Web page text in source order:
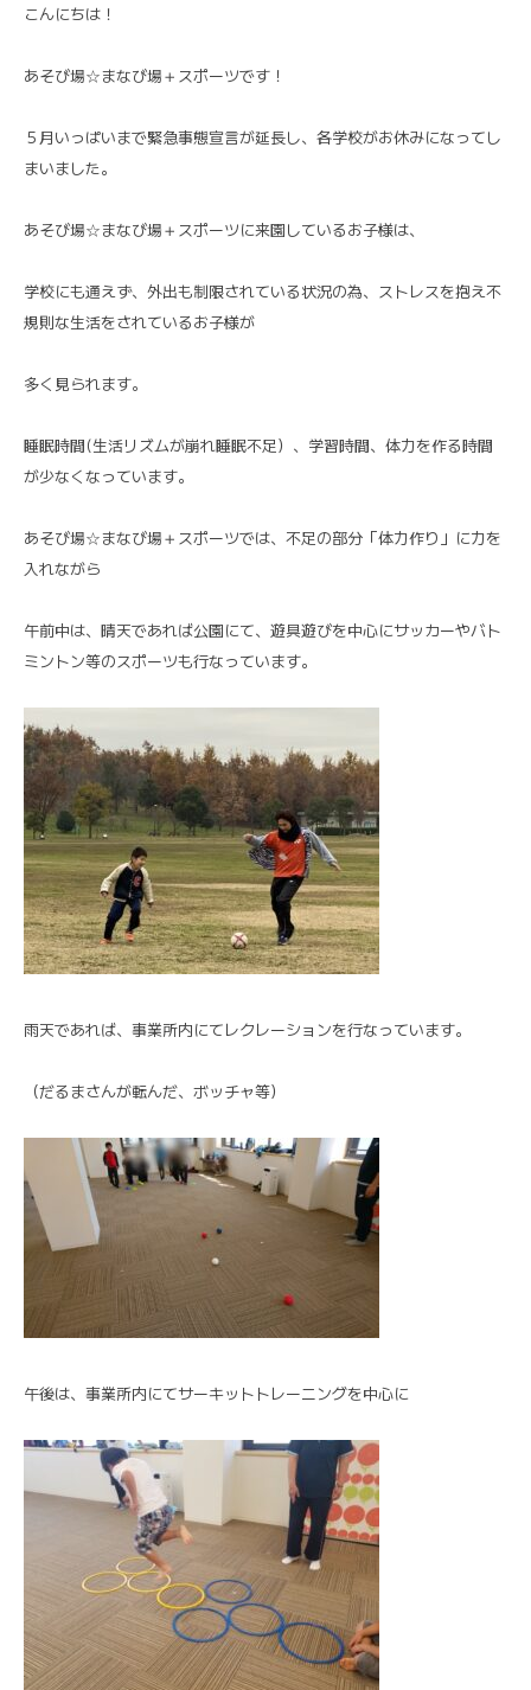
こんにちは！
あそび場☆まなび場＋スポーツです！
５月いっぱいまで緊急事態宣言が延長し、各学校がお休みになってし
まいました。
あそび場☆まなび場＋スポーツに来園しているお子様は、
学校にも通えず、外出も制限されている状況の為、ストレスを抱え不
規則な生活をされているお子様が
多く見られます。
睡眠時間(生活リズムが崩れ睡眠不足）、学習時間、体力を作る時間
が少なくなっています。
あそび場☆まなび場＋スポーツでは、不足の部分「体力作り」に力を
入れながら
午前中は、晴天であれば公園にて、遊具遊びを中心にサッカーやバト
ミントン等のスポーツも行なっています。
雨天であれば、事業所内にてレクレーションを行なっています。
（だるまさんが転んだ、ボッチャ等）
午後は、事業所内にてサーキットトレーニングを中心に